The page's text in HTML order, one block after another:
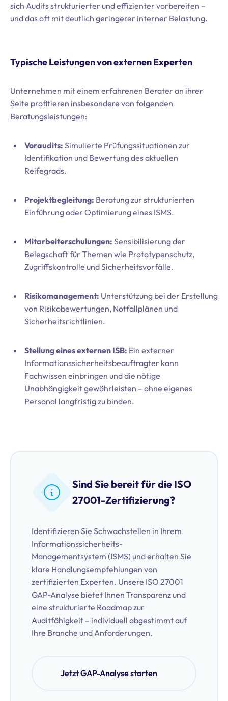
sich Audits strukturierter und effizienter vorbereiten –
und das oft mit deutlich geringerer interner Belastung.
Typische Leistungen von externen Experten
Unternehmen mit einem erfahrenen Berater an ihrer
Seite profitieren insbesondere von folgenden
Beratungsleistungen:
Voraudits: Simulierte Prüfungssituationen zur
Identifikation und Bewertung des aktuellen
Reifegrads.
Projektbegleitung: Beratung zur strukturierten
Einführung oder Optimierung eines ISMS.
Mitarbeiterschulungen: Sensibilisierung der
Belegschaft für Themen wie Prototypenschutz,
Zugriffskontrolle und Sicherheitsvorfälle.
Risikomanagement: Unterstützung bei der Erstellung
von Risikobewertungen, Notfallplänen und
Sicherheitsrichtlinien.
Stellung eines externen ISB: Ein externer
Informationssicherheitsbeauftragter kann
Fachwissen einbringen und die nötige
Unabhängigkeit gewährleisten – ohne eigenes
Personal langfristig zu binden.
Sind Sie bereit für die ISO
27001-Zertifizierung?
Identifizieren Sie Schwachstellen in Ihrem
Informationssicherheits-
Managementsystem (ISMS) und erhalten Sie
klare Handlungsempfehlungen von
zertifizierten Experten. Unsere ISO 27001
GAP-Analyse bietet Ihnen Transparenz und
eine strukturierte Roadmap zur
Auditfähigkeit – individuell abgestimmt auf
Ihre Branche und Anforderungen.
Jetzt GAP-Analyse starten